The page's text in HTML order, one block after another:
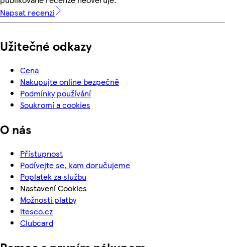
Napsat recenzi
Užitečné odkazy
Cena
Nakupujte online bezpečně
Podmínky používání
Soukromí a cookies
O nás
Přístupnost
Podívejte se, kam doručujeme
Poplatek za službu
Nastavení Cookies
Možnosti platby
itesco.cz
Clubcard